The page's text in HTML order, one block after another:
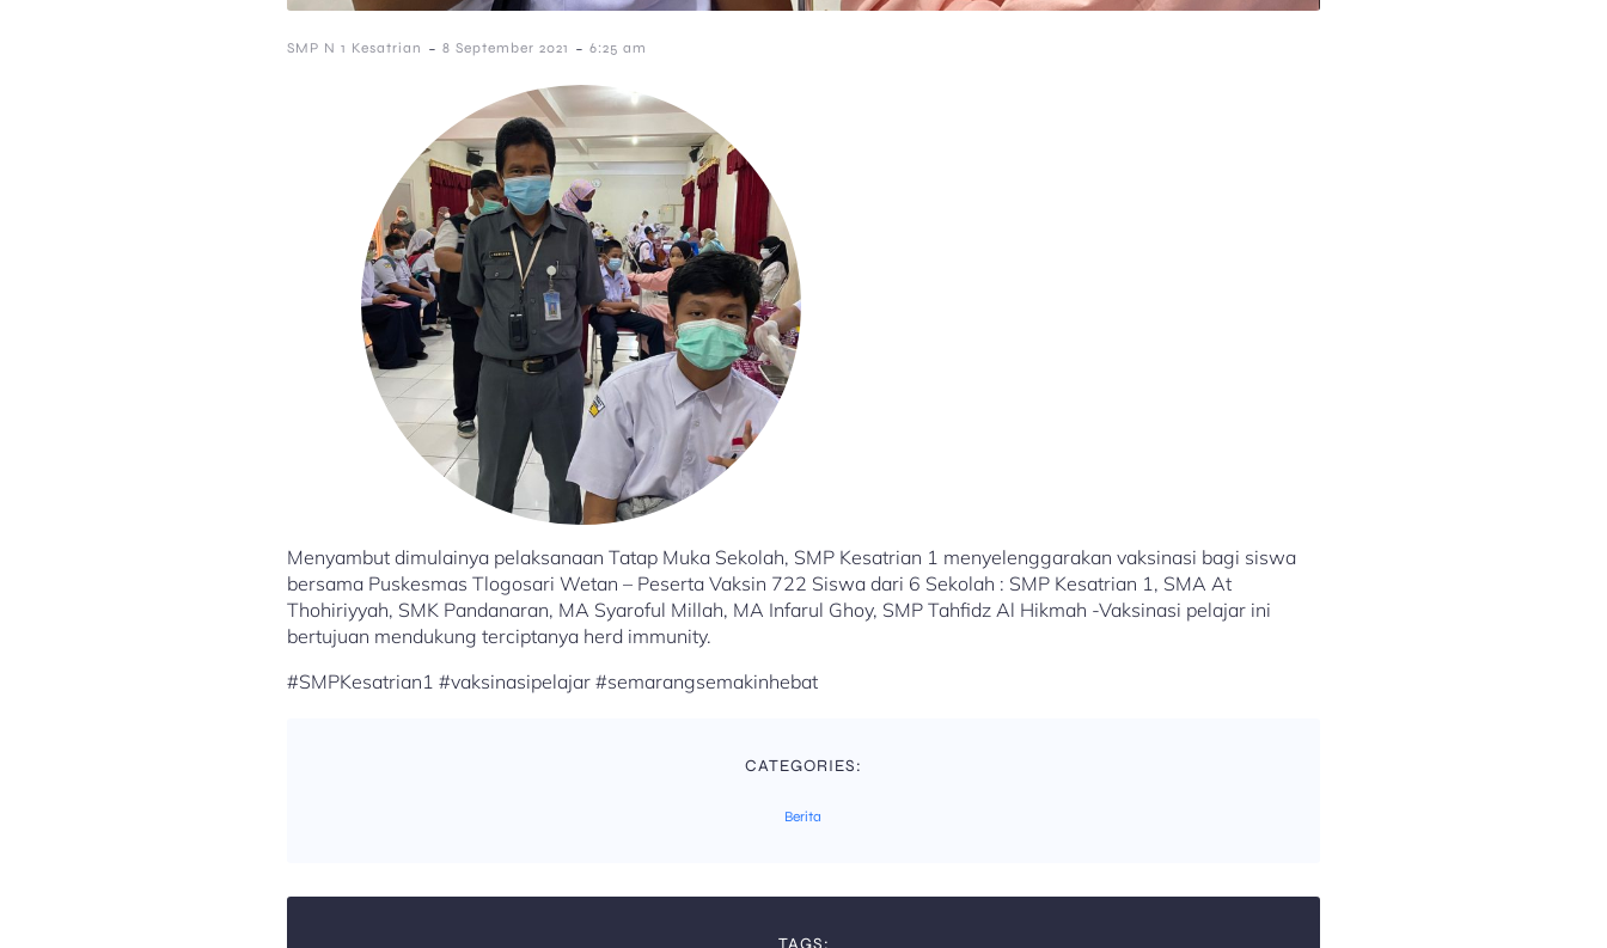
SMP N 1 Kesatrian - 8 September 2021 - 6:25 am
Menyambut dimulainya pelaksanaan Tatap Muka Sekolah, SMP Kesatrian 1 menyelenggarakan vaksinasi bagi siswa
bersama Puskesmas Tlogosari Wetan – Peserta Vaksin 722 Siswa dari 6 Sekolah : SMP Kesatrian 1, SMA At
Thohiriyyah, SMK Pandanaran, MA Syaroful Millah, MA Infarul Ghoy, SMP Tahfidz Al Hikmah -Vaksinasi pelajar ini
bertujuan mendukung terciptanya herd immunity.
#SMPKesatrian1 #vaksinasipelajar #semarangsemakinhebat
CATEGORIES:
Berita